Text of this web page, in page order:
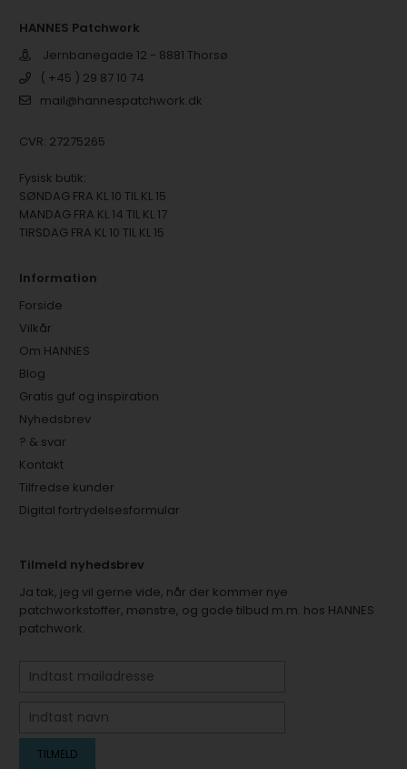
HANNES Patchwork
Jernbanegade 12 - 8881 Thorsø
( +45 ) 29 87 10 74
mail@hannespatchwork.dk
CVR: 27275265
Fysisk butik:
SØNDAG FRA KL 10 TIL KL 15
MANDAG FRA KL 14 TIL KL 17
TIRSDAG FRA KL 10 TIL KL 15
Information
Forside
Vilkår
Om HANNES
Blog
Gratis guf og inspiration
Nyhedsbrev
? & svar
Kontakt
Tilfredse kunder
Digital fortrydelsesformular
Tilmeld nyhedsbrev
Ja tak, jeg vil gerne vide, når der kommer nye
patchworkstoffer, mønstre, og gode tilbud m.m. hos HANNES
patchwork.